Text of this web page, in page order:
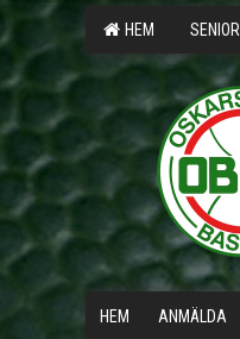
HEM SENIOR
HEM ANMÄLDA